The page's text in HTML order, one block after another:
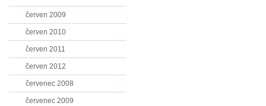
červen 2009
červen 2010
červen 2011
červen 2012
červenec 2008
červenec 2009